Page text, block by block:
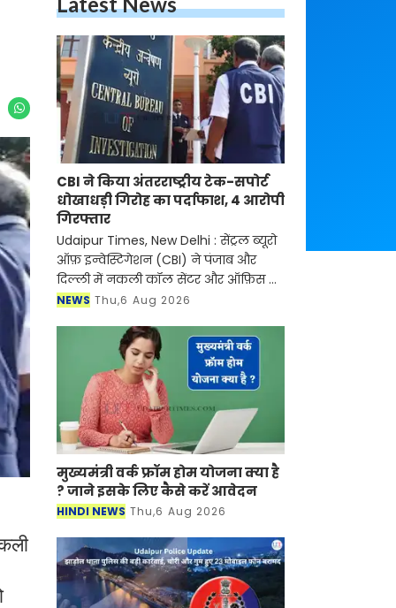
CBI ने किया अंतरराष्ट्रीय टेक-सपोर्ट
धोखाधड़ी गिरोह का पर्दाफाश, 4 आरोपी
गिरफ्तार
Udaipur Times, New Delhi : सेंट्रल ब्यूरो
ऑफ़ इन्वेस्टिगेशन (CBI) ने पंजाब और
दिल्ली में नकली कॉल सेंटर और ऑफ़िस के
ज़रिए चल रहे एक बड़े इंटरनेशनल टेक-
NEWS Thu,6 Aug 2026
मुख्यमंत्री वर्क फ्रॉम होम योजना क्या है
? जाने इसके लिए कैसे करें आवेदन
HINDI NEWS Thu,6 Aug 2026